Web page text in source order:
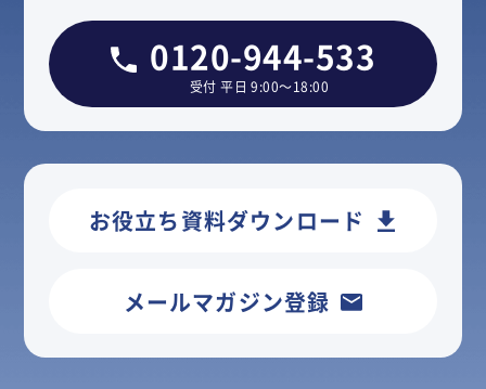
0120-944-533
受付 平日 9:00～18:00
お役立ち資料ダウンロード
メールマガジン登録